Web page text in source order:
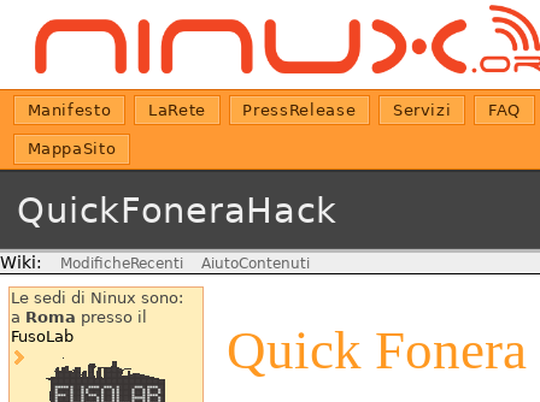
Manifesto LaRete PressRelease Servizi FAQ
MappaSito
QuickFoneraHack
Wiki: ModificheRecenti AiutoContenuti
Le sedi di Ninux sono:
a Roma presso il
FusoLab
Quick